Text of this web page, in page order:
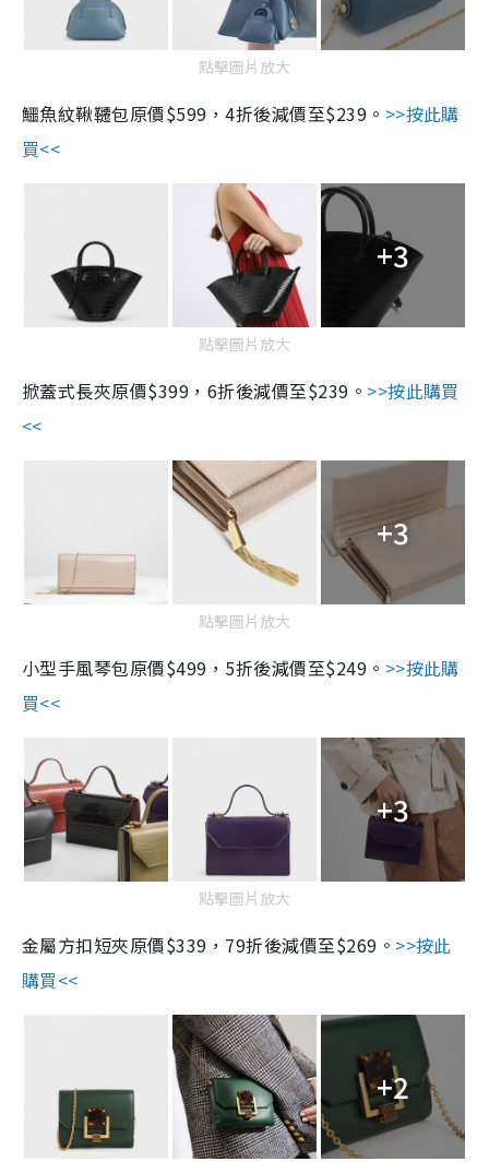
點擊圖片放大
鱷魚紋鞦韆包原價$599 ，4折後減價至$239 。 >>按此購
買<<
+3
點擊圖片放大
掀蓋式長夾原價$399 ， 6折後減價至$239 。 >>按此購買
<<
+3
點擊圖片放大
小型手風琴包原價$499 ， 5折後減價至$249 。 >>按此購
買<<
+3
點擊圖片放大
金屬方扣短夾原價$339 ， 79折後減價至$269 。 >>按此
購買<<
+2